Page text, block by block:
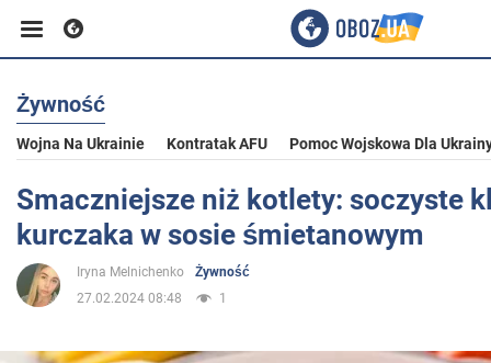
Biznes
Sport
Rozrywka
Żywność
Wojna Na Ukrainie Kontratak AFU Pomoc Wojskowa Dla
Smaczniejsze niż kotlety: soczyste
kurczaka w sosie śmietanowym
Iryna Melnichenko
Żywność
27.02.2024 08:48
1